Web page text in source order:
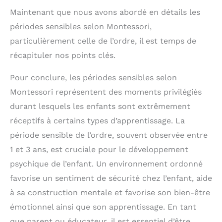
Maintenant que nous avons abordé en détails les
périodes sensibles selon Montessori,
particulièrement celle de l’ordre, il est temps de
récapituler nos points clés.
Pour conclure, les périodes sensibles selon
Montessori représentent des moments privilégiés
durant lesquels les enfants sont extrêmement
réceptifs à certains types d’apprentissage. La
période sensible de l’ordre, souvent observée entre
1 et 3 ans, est cruciale pour le développement
psychique de l’enfant. Un environnement ordonné
favorise un sentiment de sécurité chez l’enfant, aide
à sa construction mentale et favorise son bien-être
émotionnel ainsi que son apprentissage. En tant